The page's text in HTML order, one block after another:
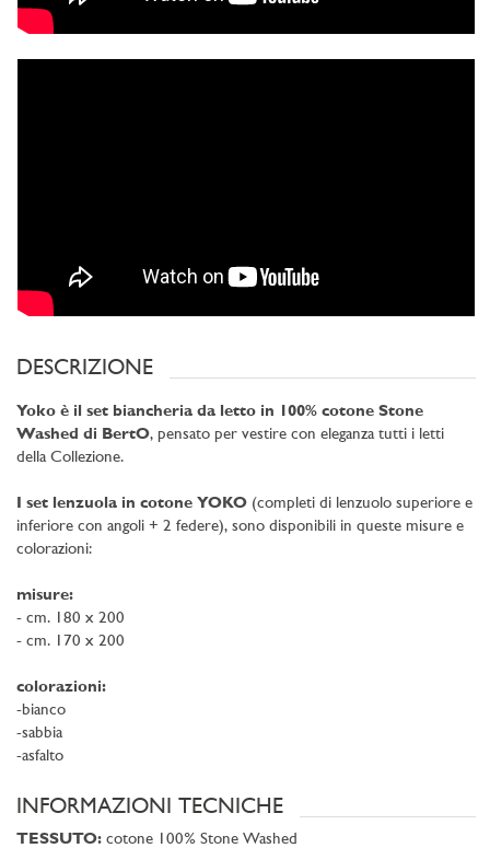
DESCRIZIONE
Yoko è il set biancheria da letto in 100% cotone Stone
Washed di BertO, pensato per vestire con eleganza tutti i letti
della Collezione.
I set lenzuola in cotone YOKO (completi di lenzuolo superiore e
inferiore con angoli + 2 federe), sono disponibili in queste misure e
colorazioni:
misure:
- cm. 180 x 200
- cm. 170 x 200
colorazioni:
-bianco
-sabbia
-asfalto
INFORMAZIONI TECNICHE
TESSUTO: cotone 100% Stone Washed